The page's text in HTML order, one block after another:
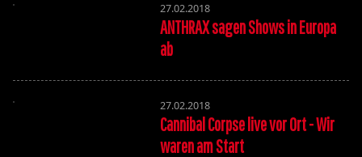
27.02.2018
ANTHRAX sagen Shows in Europa
ab
27.02.2018
Cannibal Corpse live vor Ort - Wir
waren am Start